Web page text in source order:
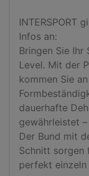
INTERSPORT
Infos an:
Bringen Sie Ihr
Level. Mit der
kommen Sie
dauerhafte
gewährleistet
Der Bund mit
Schnitt sorgen
perfekt